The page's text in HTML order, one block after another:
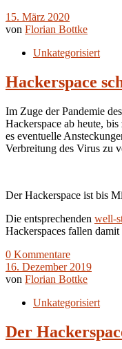
15. März 2020
von Florian Bottke
Unkategorisiert
Hackerspace
Im Zuge der Pandemie
Hackerspace ab heute,
es eventuelle
Verbreitung des Virus zu
Der Hackerspace ist bis
Die entsprechenden well-
Hackerspaces fallen damit
0 Kommentare
16. Dezember 2019
von Florian Bottke
Unkategorisiert
Der